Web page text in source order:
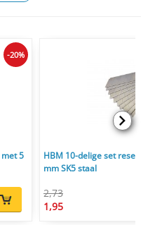
5
-20%
HBM 10-delige set
mm SK5 staal
2,73
1,95